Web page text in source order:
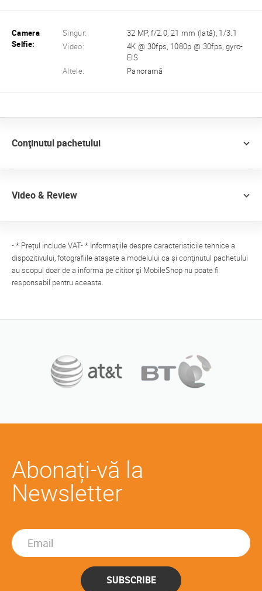
Camera
Selfie:
Singur:
32 MP, f/2.0, 21 mm (lată), 1/3.1
Video:
4K @ 30fps, 1080p @ 30fps, gyro-
EIS
Altele:
Panoramă
Conţinutul pachetului
Video & Review
- * Prețul include VAT- * Informaţiile despre caracteristicile tehnice a
dispozitivului, fotografiile ataşate a modelului ca şi conţinutul pachetului
au scopul doar de a informa pe cititor şi MobileShop nu poate fi
responsabil pentru aceasta.
Abonați-vă la
Newsletter
SUBSCRIBE